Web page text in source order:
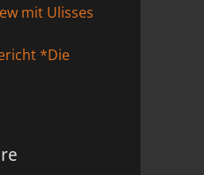
mit Ulisses
*Die